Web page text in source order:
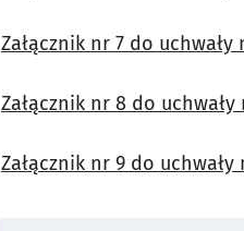
Załącznik nr 7 do uchwały
Załącznik nr 8 do uchwały
Załącznik nr 9 do uchwały